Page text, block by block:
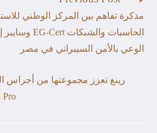
مذكرة تفاهم بين المركز الوطني
الوعي بالأمن السيبراني في مصر
رينغ تعزز مجموعتها من أجراس
Pro